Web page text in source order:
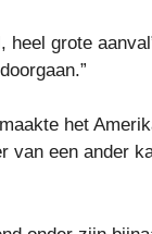
heel grote
het
van een ander